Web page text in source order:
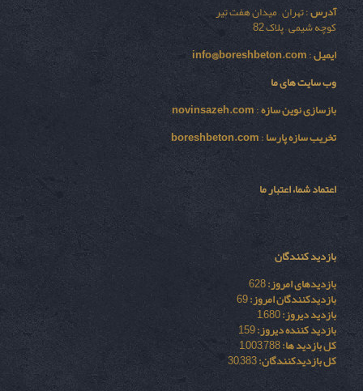
آدرس: تهران – میدان هفت تیر
کوچه شیمی – پلاک 82
ایمیل:
info@boreshbeton.com
وب سایت های ما
بازسازی نوين سازه:
novinsazeh.com
تخریب سازه پارسا:
boreshbeton.com
اعتماد شما، اعتبار ما
بازدید کنندگان
بازدیدهای امروز:628
بازدیدکنندگان امروز:69
بازدید دیروز:1,680
بازدید کننده دیروز:159
کل بازدید ها:1,003,788
کل بازدیدکنند‌گان:30,383